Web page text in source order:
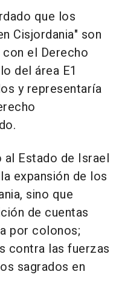
que los
Cisjordania" son
el Derecho
del área E1
y representaría
Estado de Israel
expansión de los
sino que
de cuentas
por colonos;
contra las fuerzas
sagrados en